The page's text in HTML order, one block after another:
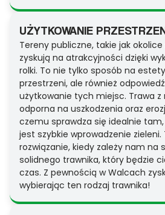
UŻYTKOWANIE
Tereny publiczne, takie jak okolice
zyskują na atrakcyjności dzięki
rolki. To nie tylko sposób na
przestrzeni, ale również
użytkowanie tych miejsc. Trawa z
odporna na uszkodzenia oraz
czemu sprawdza się idealnie
jest szybkie wprowadzenie zieleni.
rozwiązanie, kiedy zależy nam na
solidnego trawnika, który będzie
czas. Z pewnością w Walcach
wybierając ten rodzaj trawnika!